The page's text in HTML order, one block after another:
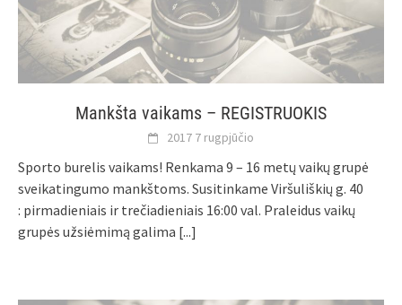
Mankšta vaikams – REGISTRUOKIS
2017 7 rugpjūčio
Sporto burelis vaikams! Renkama 9 – 16 metų vaikų grupė
sveikatingumo mankštoms. Susitinkame Viršuliškių g. 40
: pirmadieniais ir trečiadieniais 16:00 val. Praleidus vaikų
grupės užsiėmimą galima [...]